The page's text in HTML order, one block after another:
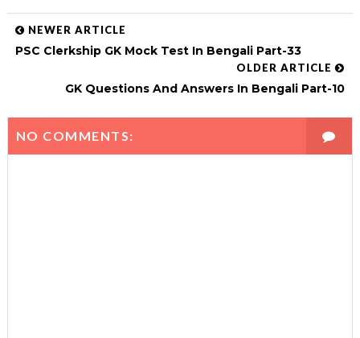
NEWER ARTICLE
PSC Clerkship GK Mock Test In Bengali Part-33
OLDER ARTICLE
GK Questions And Answers In Bengali Part-10
NO COMMENTS: